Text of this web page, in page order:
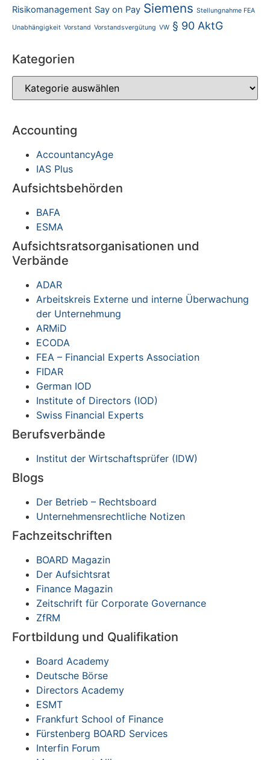
Risikomanagement Say on Pay Siemens Stellungnahme FEA
Unabhängigkeit Vorstand Vorstandsvergütung VW § 90 AktG
Kategorien
Accounting
AccountancyAge
IAS Plus
Aufsichtsbehörden
BAFA
ESMA
Aufsichtsratsorganisationen und
Verbände
ADAR
Arbeitskreis Externe und interne Überwachung
der Unternehmung
ARMiD
ECODA
FEA – Financial Experts Association
FIDAR
German IOD
Institute of Directors (IOD)
Swiss Financial Experts
Berufsverbände
Institut der Wirtschaftsprüfer (IDW)
Blogs
Der Betrieb – Rechtsboard
Unternehmensrechtliche Notizen
Fachzeitschriften
BOARD Magazin
Der Aufsichtsrat
Finance Magazin
Zeitschrift für Corporate Governance
ZfRM
Fortbildung und Qualifikation
Board Academy
Deutsche Börse
Directors Academy
ESMT
Frankfurt School of Finance
Fürstenberg BOARD Services
Interfin Forum